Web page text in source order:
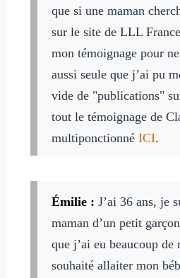
que si une maman
sur le site de LLL
mon témoignage pour
aussi seule que j’ai pu
vide de "publications"
tout le témoignage de
multiponctionné ICI.
Émilie : J’ai 36 ans, je
maman d’un petit
que j’ai eu beaucoup de
souhaité allaiter mon